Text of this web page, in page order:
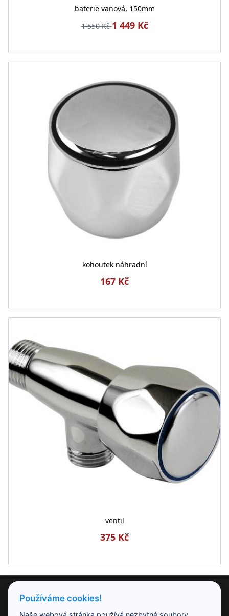
baterie vanová, 150mm
1 550 Kč1 449 Kč
kohoutek náhradní
167 Kč
ventil
375 Kč
PRODUKTY
Používáme cookies!